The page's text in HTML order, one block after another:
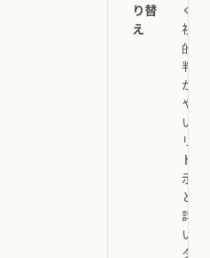
り替
え
く、
視覚
的な
判別
がし
やす
いグ
リッ
ド表
示
と、
詳し
いメ
タデ